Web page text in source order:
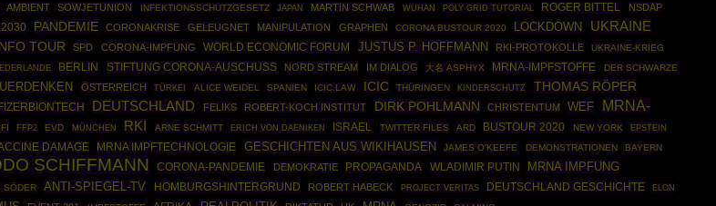
AMBIENT SOWJETUNION INFEKTIONSSCHUTZGESETZ JAPAN MARTIN SCHWAB WUHAN POLY GRID TUTORIAL ROGER BITTEL NSDAP
PANDEMIE CORONAKRISE GELEUGNET MANIPULATION GRAPHEN CORONA BUSTOUR 2020 LOCKDOWN UKRAINE
TOUR SPD CORONA-IMPFUNG WORLD ECONOMIC FORUM JUSTUS P. HOFFMANN RKI-PROTOKOLLE UKRAINE-KRIEG
BERLIN STIFTUNG CORONA-AUSCHUSS NORD STREAM IM DIALOG 大名 ASPHYX MRNA-IMPFSTOFFE
DER SCHWARZE
ÖSTERREICH TÜRKEI ALICE WEIDEL SPANIEN ICIC.LAW ICIC THÜRINGEN KINDERSCHUTZ THOMAS RÖPER
DEUTSCHLAND FELIKS ROBERT-KOCH INSTITUT DIRK POHLMANN CHRISTENTUM WEF
MRNA-
FFP2 EVD MÜNCHEN RKI ARNE SCHMITT ERICH VON DAENIKEN ISRAEL TWITTER FILES ARD BUSTOUR 2020 NEW YORK
EPSTEIN
DAMAGE MRNA IMPFTECHNOLOGIE GESCHICHTEN AUS WIKIHAUSEN JAMES O'KEEFE DEMONSTRATIONEN BAYERN
SCHIFFMANN CORONA-PANDEMIE DEMOKRATIE PROPAGANDA WLADIMIR PUTIN MRNA IMPFUNG
SÖDER ANTI-SPIEGEL-TV HOMBURGSHINTERGRUND ROBERT HABECK PROJECT VERITAS DEUTSCHLAND GESCHICHTE ELON